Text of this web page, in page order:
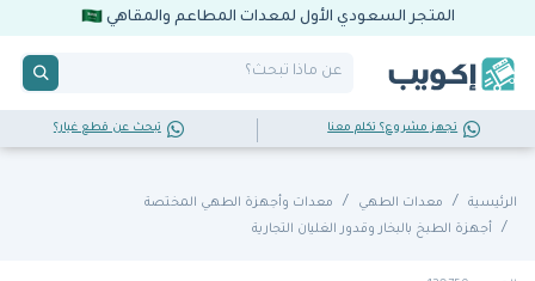
المتجر السعودي الأول لمعدات المطاعم والمقاهي
تجهز مشروع؟ تكلم معنا تبحث عن قطع غيار؟
الرئيسية معدات الطهي
معدات وأجهزة الطهي المختصة
أجهزة الطبخ بالبخار وقدور الغليان التجارية